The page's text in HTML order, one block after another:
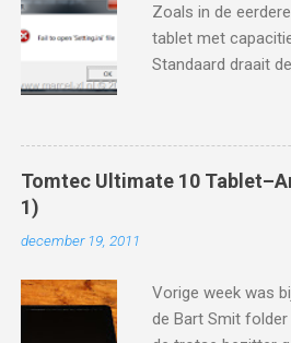
Zoals in de
tablet met
Standaard draait
beschikbaar en
Android 4.0 ICS te
http://
iedereen de
gevolgd heb voor
tablet. Sluit de
Tomtec Ultimate 10
1)
december 19, 2011
Vorige week was
de Bart Smit folder